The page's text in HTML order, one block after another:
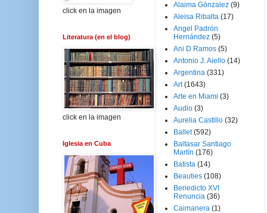
click en la imagen
Literatura (en el blog)
click en la imagen
Iglesia en Cuba
Alaima Gónzalez (9)
Aleisa Ribalta (17)
Angel Padrón
Hernández (5)
Ani D Ramos (5)
Antonio J. Aiello (14)
Argentina (331)
Art (1643)
Arte en Miami (3)
Audio (3)
Aurelia Castillo (32)
Ballet (592)
Baltasar Santiago
Martín (176)
Batista (14)
Beauties (108)
Benedicto XVI
Renuncia (36)
Caimanera (1)